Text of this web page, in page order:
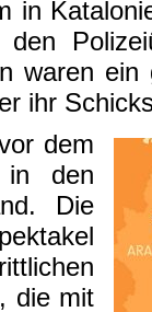
in
waren
ihr
dem
in den
Die
die mit